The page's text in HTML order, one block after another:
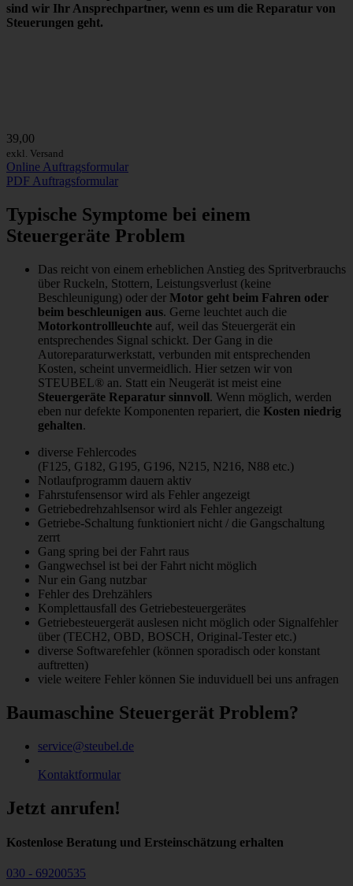
sind wir Ihr Ansprechpartner, wenn es um die Reparatur von
Steuerungen geht.
39,00
exkl. Versand
Online Auftragsformular
PDF Auftragsformular
Typische Symptome bei einem
Steuergeräte Problem
Das reicht von einem erheblichen Anstieg des Spritverbrauchs
über Ruckeln, Stottern, Leistungsverlust (keine
Beschleunigung) oder der Motor geht beim Fahren oder
beim beschleunigen aus. Gerne leuchtet auch die
Motorkontrollleuchte auf, weil das Steuergerät ein
entsprechendes Signal schickt. Der Gang in die
Autoreparaturwerkstatt, verbunden mit entsprechenden
Kosten, scheint unvermeidlich. Hier setzen wir von
STEUBEL® an. Statt ein Neugerät ist meist eine
Steuergeräte Reparatur sinnvoll. Wenn möglich, werden
eben nur defekte Komponenten repariert, die Kosten niedrig
gehalten.
diverse Fehlercodes
(F125, G182, G195, G196, N215, N216, N88 etc.)
Notlaufprogramm dauern aktiv
Fahrstufensensor wird als Fehler angezeigt
Getriebedrehzahlsensor wird als Fehler angezeigt
Getriebe-Schaltung funktioniert nicht / die Gangschaltung
zerrt
Gang spring bei der Fahrt raus
Gangwechsel ist bei der Fahrt nicht möglich
Nur ein Gang nutzbar
Fehler des Drehzählers
Komplettausfall des Getriebesteuergerätes
Getriebesteuergerät auslesen nicht möglich oder Signalfehler
über (TECH2, OBD, BOSCH, Original-Tester etc.)
diverse Softwarefehler (können sporadisch oder konstant
auftretten)
viele weitere Fehler können Sie induviduell bei uns anfragen
Baumaschine Steuergerät Problem?
service@steubel.de
Kontaktformular
Jetzt anrufen!
Kostenlose Beratung und Ersteinschätzung erhalten
030 - 69200535